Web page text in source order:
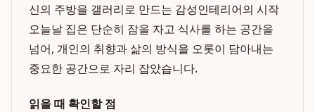
신의 주방을 갤러리로 만드는 감성인테리어의 시작
오늘날 집은 단순히 잠을 자고 식사를 하는 공간을
넘어, 개인의 취향과 삶의 방식을 오롯이 담아내는
중요한 공간으로 자리 잡았습니다.
읽을 때 확인할 점